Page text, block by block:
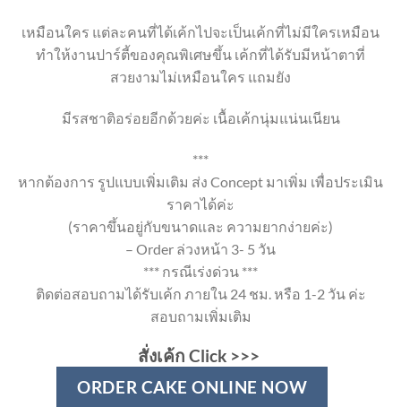
เหมือนใคร แต่ละคนที่ได้เค้กไปจะเป็นเค้กที่ไม่มีใครเหมือน
ทำให้งานปาร์ตี้ของคุณพิเศษขึ้น เค้กที่ได้รับมีหน้าตาที่
สวยงามไม่เหมือนใคร แถมยัง
มีรสชาติอร่อยอีกด้วยค่ะ เนื้อเค้กนุ่มแน่นเนียน
***
หากต้องการ รูปแบบเพิ่มเติม ส่ง Concept มาเพิ่ม เพื่อประเมิน
ราคาได้ค่ะ
(ราคาขึ้นอยู่กับขนาดและ ความยากง่ายค่ะ)
– Order ล่วงหน้า 3- 5 วัน
*** กรณีเร่งด่วน ***
ติดต่อสอบถามได้รับเค้ก ภายใน 24 ชม. หรือ 1-2 วัน ค่ะ
สอบถามเพิ่มเติม
สั่งเค้ก Click >>>
ORDER CAKE ONLINE NOW